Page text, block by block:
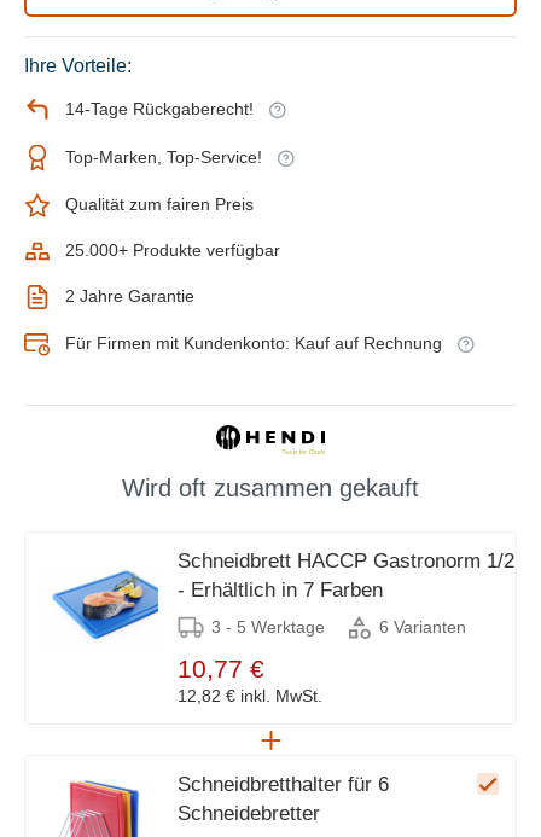
Ihre Vorteile:
14-Tage Rückgaberecht!
Top-Marken, Top-Service!
Qualität zum fairen Preis
25.000+ Produkte verfügbar
2 Jahre Garantie
Für Firmen mit Kundenkonto: Kauf auf Rechnung
Wird oft zusammen gekauft
Schneidbrett HACCP Gastronorm 1/2
- Erhältlich in 7 Farben
3 - 5 Werktage 6 Varianten
10,77 €
12,82 € inkl. MwSt.
Schneidbretthalter für 6
Schneidebretter